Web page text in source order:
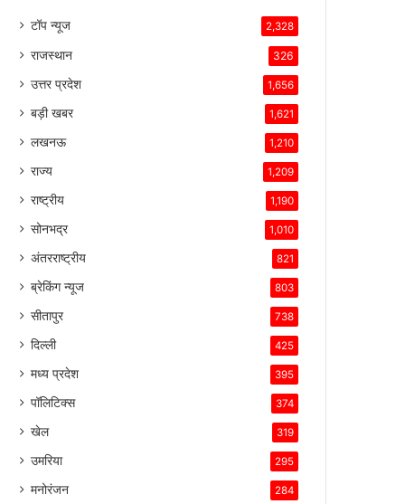
टॉप न्यूज 2,328
राजस्थान 326
उत्तर प्रदेश 1,656
बड़ी खबर 1,621
लखनऊ 1,210
राज्य 1,209
राष्ट्रीय 1,190
सोनभद्र 1,010
अंतरराष्ट्रीय 821
ब्रेकिंग न्यूज 803
सीतापुर 738
दिल्ली 425
मध्य प्रदेश 395
पॉलिटिक्स 374
खेल 319
उमरिया 295
मनोरंजन 284